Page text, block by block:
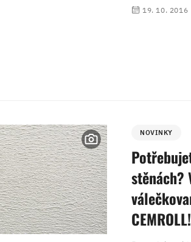
19. 10. 2016
NOVINKY
stěnách?
CEMROLL!